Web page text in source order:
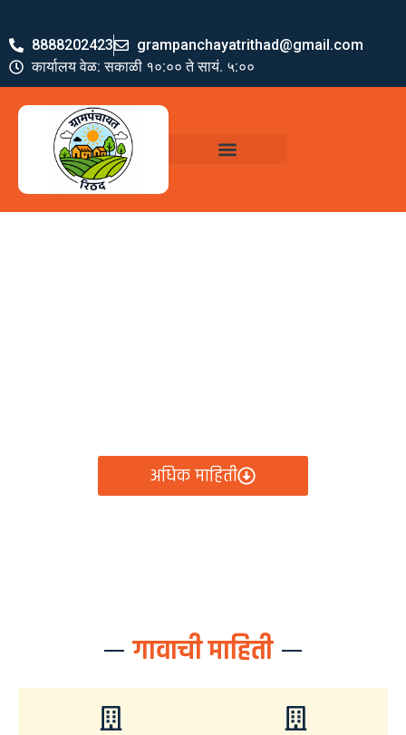
8888202423
grampanchayatrithad@gmail.com
कार्यालय वेळ: सकाळी १०:०० ते सायं. ५:००
अधिक माहिती
गावाची माहिती